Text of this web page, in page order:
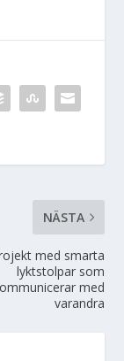
NÄSTA
med smarta
lyktstolpar som
med
varandra